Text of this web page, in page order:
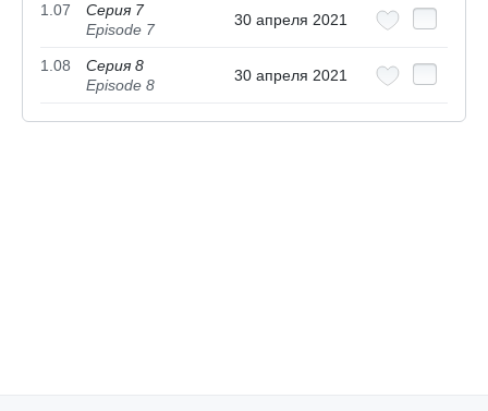
1.07
Серия 7
Episode 7
30 апреля 2021
1.08
Серия 8
Episode 8
30 апреля 2021